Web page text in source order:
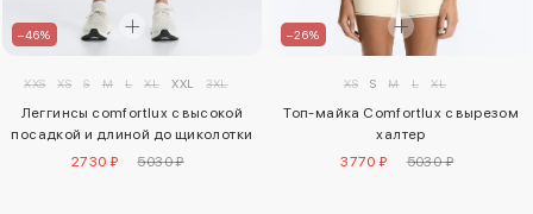
–46%
XXS XS S M L XL XXL 3XL
Леггинсы comfortlux с высокой
посадкой и длиной до щиколотки
2730 ₽
5030 ₽
–26%
XS S M L XL
Топ-майка Comfortlux с вырезом
халтер
3770 ₽
5030 ₽